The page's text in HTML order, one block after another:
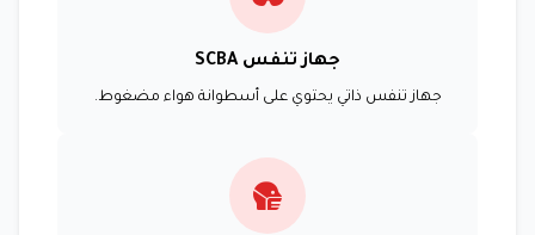
جهاز تنفس SCBA
جهاز تنفس ذاتي يحتوي على أسطوانة هواء مضغوط.